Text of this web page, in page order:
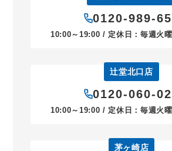
0120-989-
10:00～19:00 / 定休日：毎週火
辻堂北口店
0120-060-
10:00～19:00 / 定休日：毎週火
茅ヶ崎店